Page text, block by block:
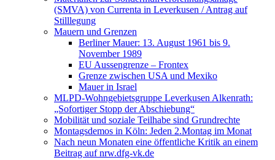
(SMVA) von Currenta in Leverkusen / Antrag auf
Stilllegung
Mauern und Grenzen
Berliner Mauer: 13. August 1961 bis 9.
November 1989
EU Aussengrenze – Frontex
Grenze zwischen USA und Mexiko
Mauer in Israel
MLPD-Wohngebietsgruppe Leverkusen Alkenrath:
„Sofortiger Stopp der Abschiebung“
Mobilität und soziale Teilhabe sind Grundrechte
Montagsdemos in Köln: Jeden 2.Montag im Monat
Nach neun Monaten eine öffentliche Kritik an einem
Beitrag auf nrw.dfg-vk.de